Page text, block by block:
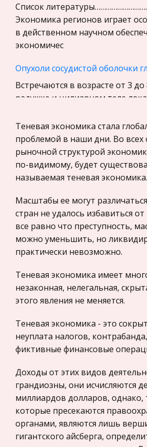
Экскурсии и туризм
Маркетинг, товароведение,
Социология
Культурология
Экологическое право
Теория государства и права
История отечественного
права
Микроэкономика,
Нероссийское
Международные
кредитные отношения
Политология, Политистория
Радиоэлектроника
Медицина
Конституционное
зарубежных стран
Налоги
Транспорт
Жилищное право
Гражданское право
Список
Экономика регионов играет
в действенном научном
экономичес
Опухоли сосудистой оболочки
Встречаются в возрасте от 3 до
радужке и цилиарном теле
Основная часть опухолей имеет
нейроэктодермальное
Анатомия и физиология органа
Захлевный А.И. Кемерово 2006
заболевания, необходимо
об анатомии и физиологии
В течение долгих лет строение
Анализ функционировани НДС в
Особенное внимание
неизвестным в нашей стране
отношениям. Одним из первых
платежей, введенных в практику
налогообложения, явился
стоимость.
Становление Российского
XIX век
Конечно, в 17 в. и даже до 18 в.,
примерно со второй половины
государство росло,
силы и постепенно все более
Теневая экономика стала
проблемой в наши дни. Во всех
рыночной структурой
по-видимому, будет
называемая теневая экономика.
Масштабы ее могут
стран не удалось избавиться
все равно что преступность,
можно уменьшить, но
практически невозможно.
Теневая экономика имеет
незаконная, нелегальная,
этого явления не меняется.
Теневая экономика - это
неуплата налогов,
фиктивные финансовые
Доходы от этих видов
грандиозны, они исчисляются
миллиардов долларов, однако,
которые пресекаются
органами, являются лишь
гигантского айсберга,